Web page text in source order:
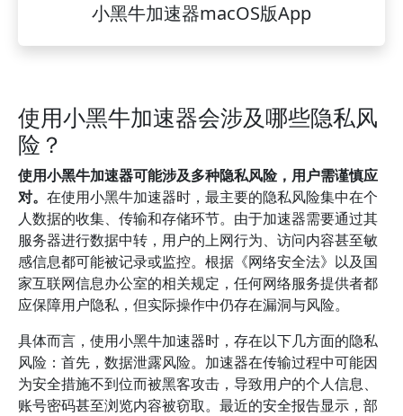
小黑牛加速器macOS版App
使用小黑牛加速器会涉及哪些隐私风
险？
使用小黑牛加速器可能涉及多种隐私风险，用户需谨慎应
对。 在使用小黑牛加速器时，最主要的隐私风险集中在个
人数据的收集、传输和存储环节。由于加速器需要通过其
服务器进行数据中转，用户的上网行为、访问内容甚至敏
感信息都可能被记录或监控。根据《网络安全法》以及国
家互联网信息办公室的相关规定，任何网络服务提供者都
应保障用户隐私，但实际操作中仍存在漏洞与风险。
具体而言，使用小黑牛加速器时，存在以下几方面的隐私
风险：首先，数据泄露风险。加速器在传输过程中可能因
为安全措施不到位而被黑客攻击，导致用户的个人信息、
账号密码甚至浏览内容被窃取。最近的安全报告显示，部